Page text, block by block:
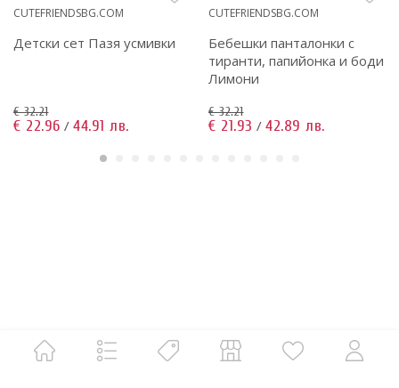
CUTEFRIENDSBG.COM
Детски сет Пазя усмивки
€ 32.21
€ 22.96 / 44.91 лв.
CUTEFRIENDSBG.COM
Бебешки панталонки с
тиранти, папийонка и боди
Лимони
€ 32.21
€ 21.93 / 42.89 лв.